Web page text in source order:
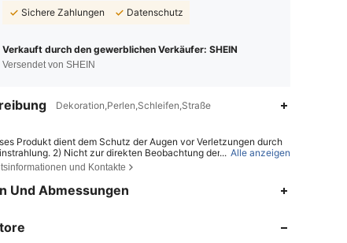
Sichere Zahlungen
Datenschutz
Verkauft durch den gewerblichen Verkäufer: SHEIN
Versendet von SHEIN
Dekoration,Perlen,Schleifen,Straße
Produkt dient dem Schutz der Augen vor Verletzungen durch
2) Nicht zur direkten Beobachtung der Sonne verwen
zum Schutz vor künstlichen Lichtquellen. 4) Nicht als Augens
... Alle anzeigen
und Kontakte
Und Abmessungen
4,91 36
4,91